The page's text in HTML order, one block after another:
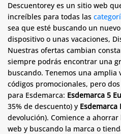
Descuentorey es un sitio web
increíbles para todas las
sea que esté buscando un
dispositivo o unas vacaciones,
Nuestras ofertas cambian
siempre podrás encontrar una
buscando. Tenemos una amplia
códigos promocionales, pero
para Esdemarca: Esdemarca 5
35% de descuento) y Esdemarca
devolución). Comience a
web y buscando la marca o